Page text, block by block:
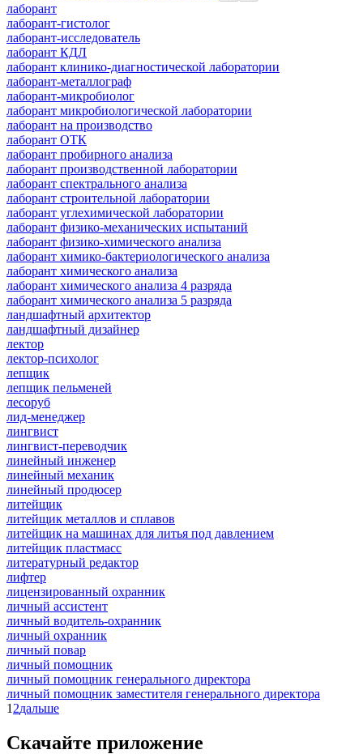
лаборант
лаборант-гистолог
лаборант-исследователь
лаборант КДЛ
лаборант клинико-диагностической лаборатории
лаборант-металлограф
лаборант-микробиолог
лаборант микробиологической лаборатории
лаборант на производство
лаборант ОТК
лаборант пробирного анализа
лаборант производственной лаборатории
лаборант спектрального анализа
лаборант строительной лаборатории
лаборант углехимической лаборатории
лаборант физико-механических испытаний
лаборант физико-химического анализа
лаборант химико-бактериологического анализа
лаборант химического анализа
лаборант химического анализа 4 разряда
лаборант химического анализа 5 разряда
ландшафтный архитектор
ландшафтный дизайнер
лектор
лектор-психолог
лепщик
лепщик пельменей
лесоруб
лид-менеджер
лингвист
лингвист-переводчик
линейный инженер
линейный механик
линейный продюсер
литейщик
литейщик металлов и сплавов
литейщик на машинах для литья под давлением
литейщик пластмасс
литературный редактор
лифтер
лицензированный охранник
личный ассистент
личный водитель-охранник
личный охранник
личный повар
личный помощник
личный помощник генерального директора
личный помощник заместителя генерального директора
1 2дальше
Скачайте приложение